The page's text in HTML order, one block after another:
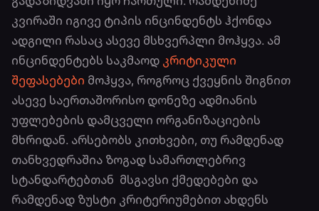
კვირაში იგივე ტიპის ინცინდენტს ჰქონდა
ადგილი რასაც ასევე მსხვერპლი მოჰყვა. ამ
ინცინდენტებს საკმაოდ კრიტიკული
შეფასებები მოჰყვა, როგროც ქვეყნის შიგნით
ასევე საერთაშორისო დონეზე ადმიანის
უფლებების დამცველი ორგანიზაციების
მხრიდან. არსებობს კითხვები, თუ რამდენად
თანხვედრაშია ზოგად სამართლებრივ
სტანდარტებთან მსგავსი ქმედებები და
რამდენად ზუსტი კრიტერიუმებით ახდენს